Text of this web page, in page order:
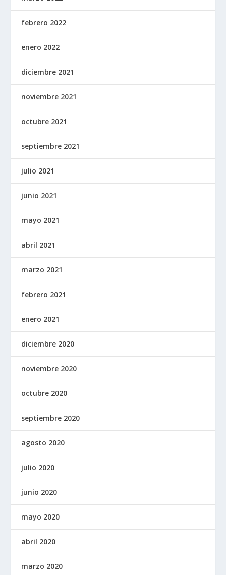
febrero 2022
enero 2022
diciembre 2021
noviembre 2021
octubre 2021
septiembre 2021
julio 2021
junio 2021
mayo 2021
abril 2021
marzo 2021
febrero 2021
enero 2021
diciembre 2020
noviembre 2020
octubre 2020
septiembre 2020
agosto 2020
julio 2020
junio 2020
mayo 2020
abril 2020
marzo 2020